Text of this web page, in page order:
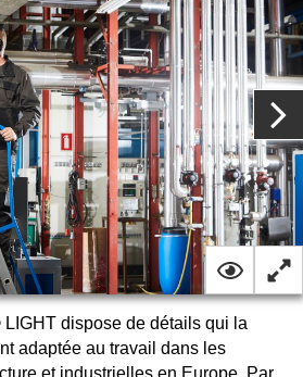
dispose de détails qui la
adaptée au travail dans les
et industrielles en Europe. Par